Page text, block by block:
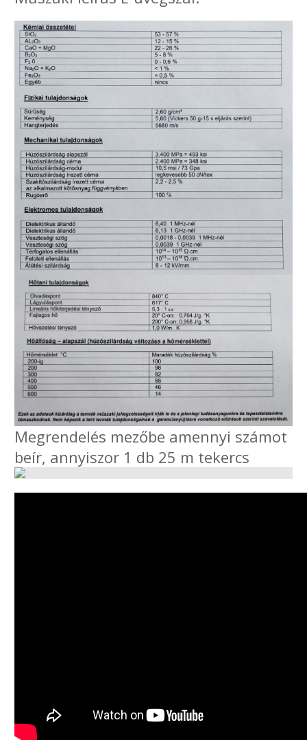
Megrendelés mezőbe amennyi számot
beír, annyiszor 1 db 25 m tekercs